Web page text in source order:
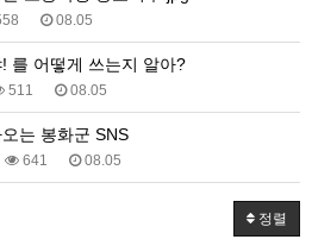
08.05
를 어떻게 쓰는지 알아?
511 08.05
는 봉화군 SNS
641 08.05
정렬